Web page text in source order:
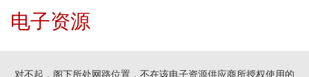
电子资源
对不起，阁下所处网路位置，不在该电子资源供应商所授权使用的